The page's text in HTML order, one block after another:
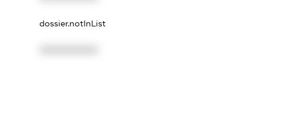
dossier.notInList